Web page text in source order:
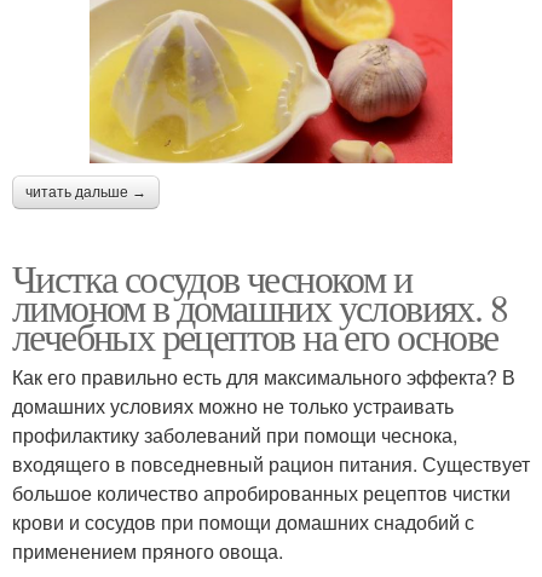
читать дальше →
Чистка сосудов чесноком и
лимоном в домашних условиях. 8
лечебных рецептов на его основе
Как его правильно есть для максимального эффекта? В
домашних условиях можно не только устраивать
профилактику заболеваний при помощи чеснока,
входящего в повседневный рацион питания. Существует
большое количество апробированных рецептов чистки
крови и сосудов при помощи домашних снадобий с
применением пряного овоща.